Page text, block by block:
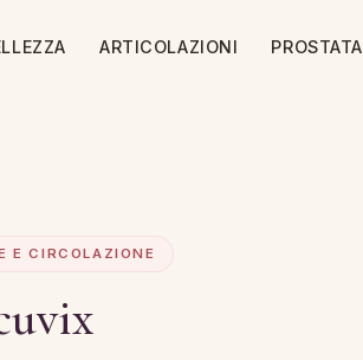
ARTICOLAZIONI PROSTATA
E CIRCOLAZIONE